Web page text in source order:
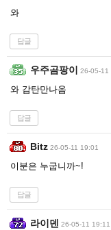
와
답글
우주곰팡이 26-05-11
와 감탄만나옴
답글
Bitz 26-05-11 19:01
이분은 누굽니까~!
답글
라이덴 26-05-11 19:11